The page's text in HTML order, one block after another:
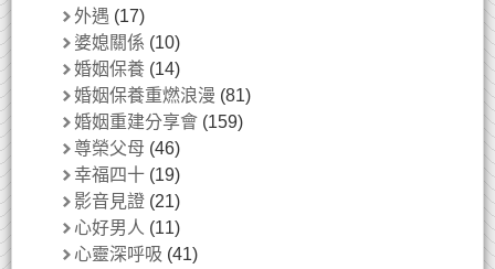
外遇 (17)
婆媳關係 (10)
婚姻保養 (14)
婚姻保養重燃浪漫 (81)
婚姻重建分享會 (159)
尊榮父母 (46)
幸福四十 (19)
影音見證 (21)
心好男人 (11)
心靈深呼吸 (41)